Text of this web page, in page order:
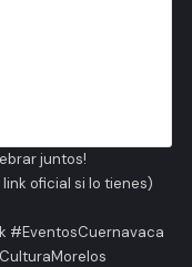
juntos!
oficial si lo tienes)
#EventosCuernavaca